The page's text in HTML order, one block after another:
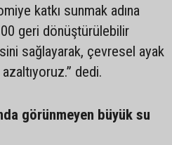
katkı sunmak adına
geri dönüştürülebilir
sağlayarak, çevresel ayak
dedi.
görünmeyen büyük su